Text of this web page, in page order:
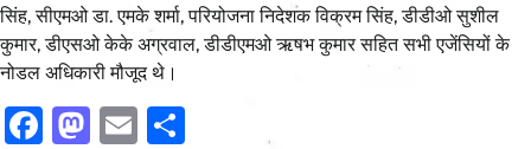
सिंह, सीएमओ डा. एमके शर्मा, परियोजना निदेशक विक्रम सिंह, डीडीओ सुशील
कुमार, डीएसओ केके अग्रवाल, डीडीएमओ ऋषभ कुमार सहित सभी एजेंसियों के
नोडल अधिकारी मौजूद थे।
Facebook
Mastodon
Email